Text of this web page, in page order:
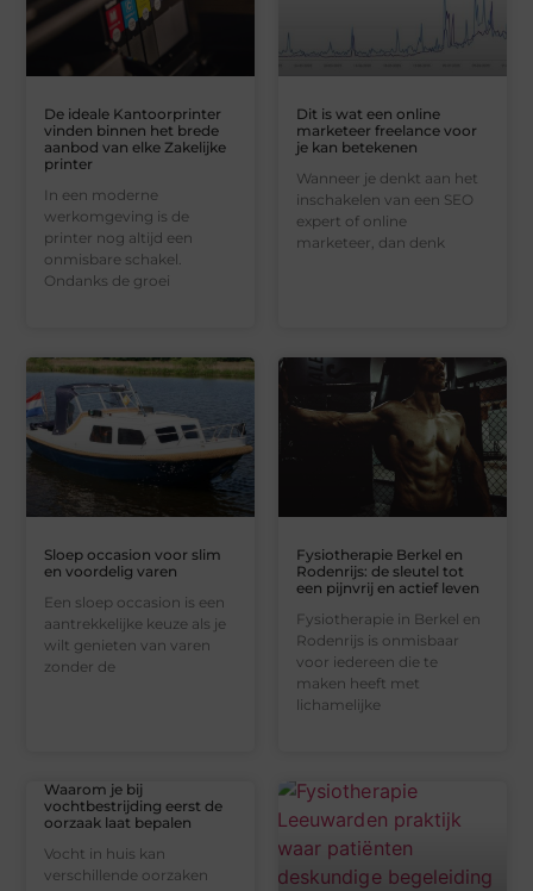
De ideale Kantoorprinter
vinden binnen het brede
aanbod van elke Zakelijke
printer
In een moderne
werkomgeving is de
printer nog altijd een
onmisbare schakel.
Ondanks de groei
Dit is wat een online
marketeer freelance voor
je kan betekenen
Wanneer je denkt aan het
inschakelen van een SEO
expert of online
marketeer, dan denk
Sloep occasion voor slim
en voordelig varen
Een sloep occasion is een
aantrekkelijke keuze als je
wilt genieten van varen
zonder de
Fysiotherapie Berkel en
Rodenrijs: de sleutel tot
een pijnvrij en actief leven
Fysiotherapie in Berkel en
Rodenrijs is onmisbaar
voor iedereen die te
maken heeft met
lichamelijke
Waarom je bij
vochtbestrijding eerst de
oorzaak laat bepalen
Vocht in huis kan
verschillende oorzaken